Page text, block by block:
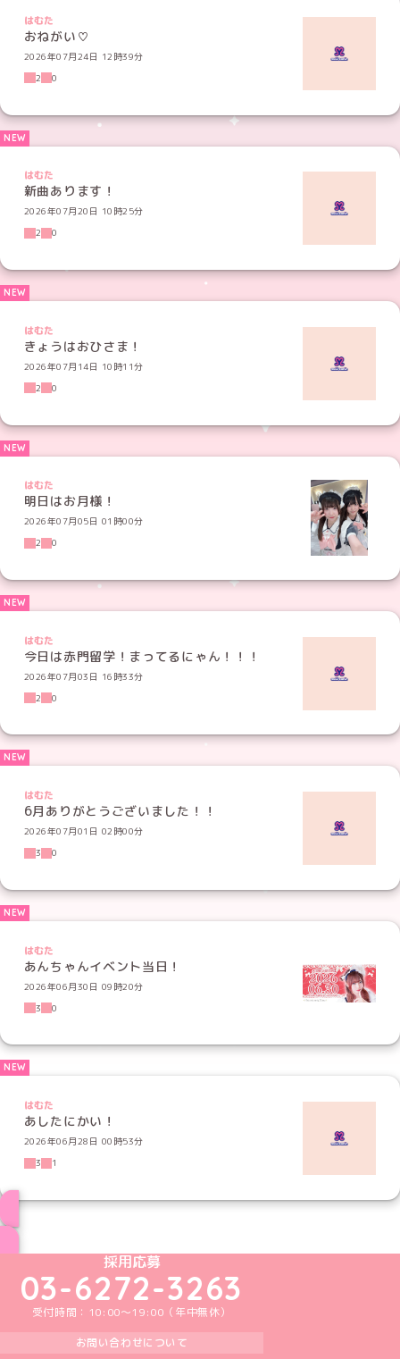
はむた
おねがい♡
2026年07月24日 12時39分
2
0
はむた
新曲あります！
2026年07月20日 10時25分
2
0
はむた
きょうはおひさま！
2026年07月14日 10時11分
2
0
はむた
明日はお月様！
2026年07月05日 01時00分
2
0
はむた
今日は赤門留学！まってるにゃん！！！
2026年07月03日 16時33分
2
0
はむた
6月ありがとうございました！！
2026年07月01日 02時00分
3
0
はむた
あんちゃんイベント当日！
2026年06月30日 09時20分
3
0
はむた
あしたにかい！
2026年06月28日 00時53分
3
1
めいどりーみんTikTok公式アカウント
めいどりーみんX公式アカウント
めいどりーみんInstagram公式アカウント
めいどりーみんFacebook公式アカウン
めいどりーみんYouTube公式アカ
採用応募
03-6272-3263
受付時間：10:00～19:00（年中無休）
お問い合わせについて